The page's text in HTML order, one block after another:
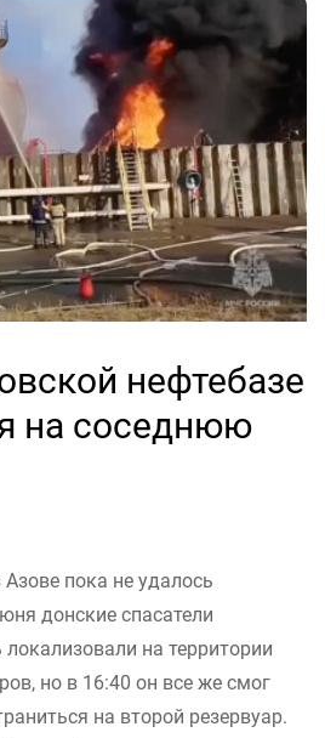
нефтебазе
на соседнюю
пока не удалось
донские спасатели
локализовали на территории
но в 16:40 он все же смог
на второй резервуар.